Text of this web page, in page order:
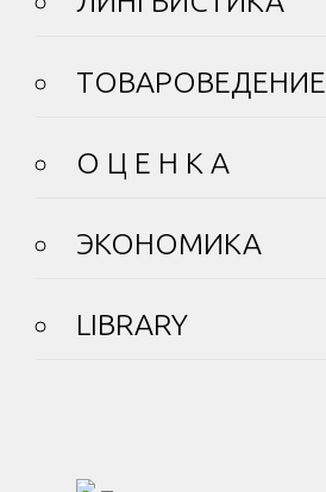
ТОВАРОВЕДЕНИЕ
О Ц Е Н К А
ЭКОНОМИКА
LIBRARY